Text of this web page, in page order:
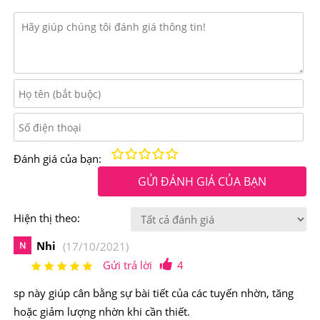
hàng đêm.
Không chứa paraben.
Đã được kiểm nghiệm bởi da liễu và nhãn khoa.
Thích hợp cho những người có hàng mi thưa, hay rụng.
Đặc biệt không gây dị ứng.
Đánh giá của bạn: Tuyệt vời!
Rất tốt
Trung bình
Fair
Kém
GỬI ĐÁNH GIÁ CỦA BẠN
Hiện thị theo:
N Nhi (17/10/2021)
Gửi trả lời
4
sp này giúp cân bằng sự bài tiết của các tuyến nhờn, tăng
hoặc giảm lượng nhờn khi cần thiết.